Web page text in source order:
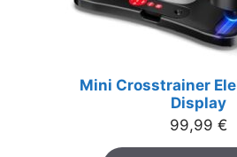
Mini Crosstrainer
Display
99,99 €